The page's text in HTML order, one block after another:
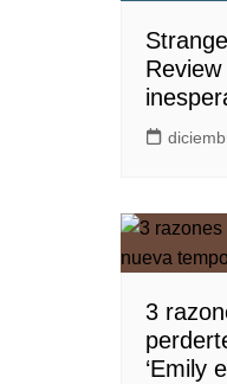
3
‘Emily